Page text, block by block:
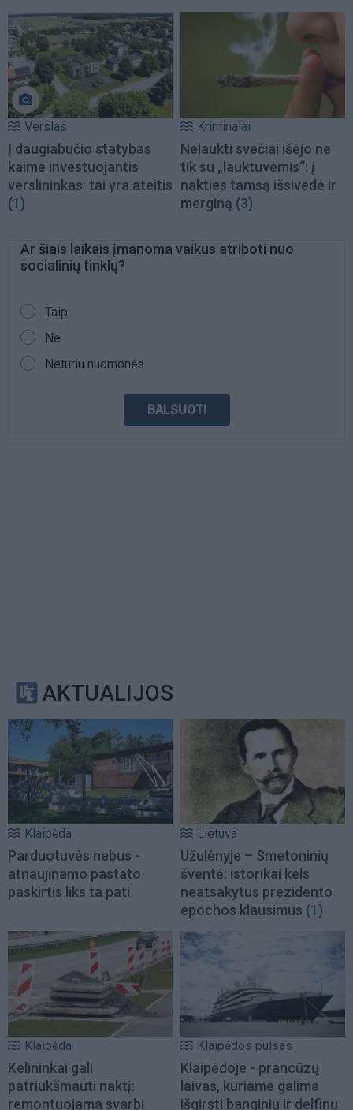
Verslas
Į daugiabučio statybas
kaime investuojantis
verslininkas: tai yra ateitis
(1)
Kriminalai
Nelaukti svečiai išėjo ne
tik su „lauktuvėmis“: į
nakties tamsą išsivedė ir
merginą (3)
Ar šiais laikais įmanoma vaikus atriboti nuo
socialinių tinklų?
PASIRINKIMAI
Taip
Ne
Neturiu nuomonės
AKTUALIJOS
Klaipėda
Parduotuvės nebus -
atnaujinamo pastato
paskirtis liks ta pati
Lietuva
Užulėnyje – Smetoninių
šventė: istorikai kels
neatsakytus prezidento
epochos klausimus (1)
Klaipėda
Kelininkai gali
patriukšmauti naktį:
remontuojama svarbi
Klaipėdos pulsas
Klaipėdoje - prancūzų
laivas, kuriame galima
išgirsti banginių ir delfinų